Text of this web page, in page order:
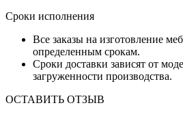
Сроки исполнения
Все заказы на изготовление
определенным срокам.
Сроки доставки зависят от
загруженности производства.
ОСТАВИТЬ ОТЗЫВ